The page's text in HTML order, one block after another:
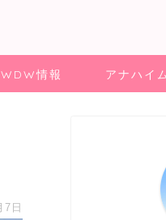
WDW情報 アナハイ
7日